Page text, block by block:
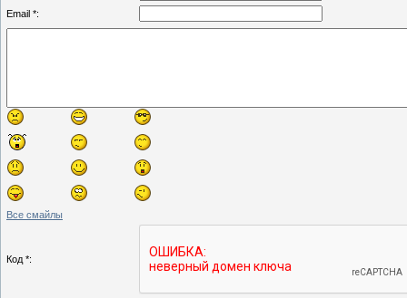
Email *:
Все смайлы
Код *: